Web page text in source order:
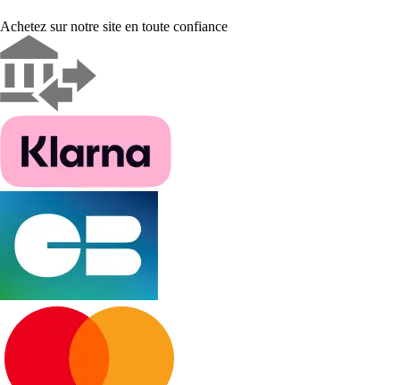
Achetez sur notre site en toute confiance